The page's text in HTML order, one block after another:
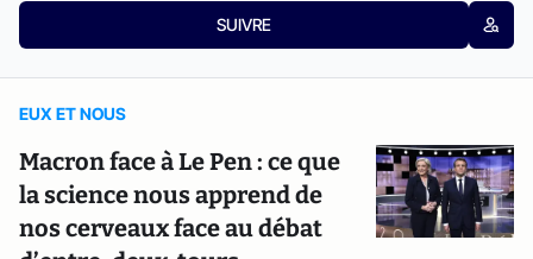
SUIVRE
EUX ET NOUS
Macron face à Le Pen : ce que
la science nous apprend de
nos cerveaux face au débat